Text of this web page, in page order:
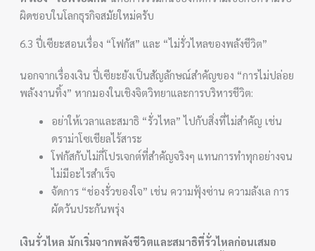
ผิดชอบในโลกธุรกิจสมัยใหม่ครับ
6.3 ปี่เซียะสอนเรื่อง “โฟกัส” และ “ไม่รั่วไหลของพลังชีวิต”
นอกจากเรื่องเงิน ปี่เซียะยังเป็นสัญลักษณ์สำคัญของ “การไม่ปล่อย
พลังงานทิ้ง” หากมองในเชิงจิตวิทยาและการบริหารชีวิต:
อย่าให้เวลาและสมาธิ “รั่วไหล” ไปกับสิ่งที่ไม่สำคัญ เช่น
ดราม่าโซเชียลไร้สาระ
โฟกัสกับไม่กี่โปรเจกต์ที่สำคัญจริงๆ แทนการทำทุกอย่างจน
ไม่มีอะไรสำเร็จ
จัดการ “ช่องรั่วของใจ” เช่น ความฟุ้งซ่าน ความลังเล การ
ผัดวันประกันพรุ่ง
เงินรั่วไหล มักเริ่มจากพลังชีวิตและสมาธิที่รั่วไหลก่อนเสมอ